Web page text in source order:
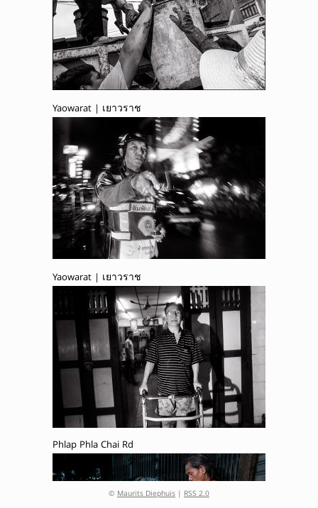
Yaowarat | เยาวราช
Yaowarat | เยาวราช
Phlap Phla Chai Rd
© Maurits Diephuis | RSS 2.0